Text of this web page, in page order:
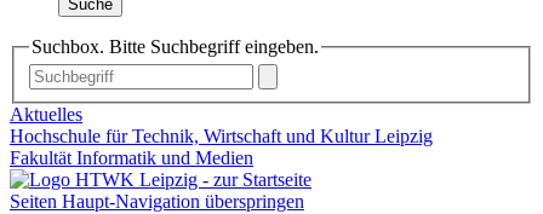
Suche
Suchbox. Bitte Suchbegriff eingeben.
Aktuelles
Hochschule für Technik, Wirtschaft und Kultur Leipzig
Fakultät Informatik und Medien
Seiten Haupt-Navigation überspringen